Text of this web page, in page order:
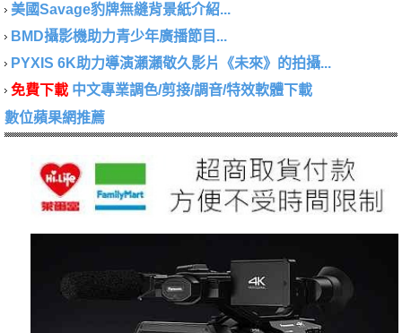
美國Savage豹牌無縫背景紙介紹...
BMD攝影機助力青少年廣播節目...
PYXIS 6K助力導演瀨瀨敬久影片《未來》的拍攝...
免費下載 中文專業調色/剪接/調音/特效軟體下載
數位蘋果網推薦